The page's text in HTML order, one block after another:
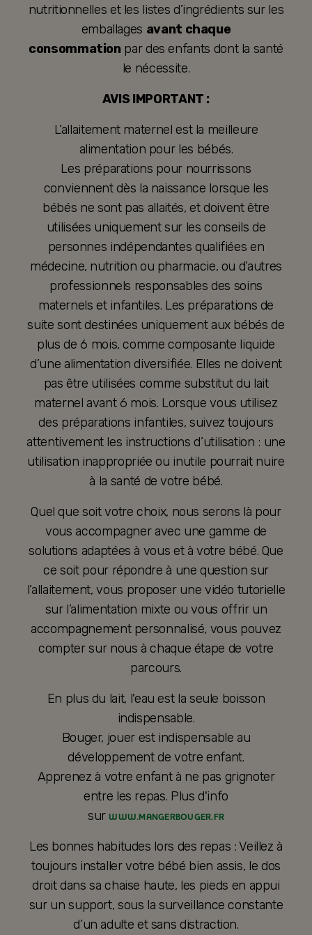
nutritionnelles et les listes d’ingrédients sur les
emballages avant chaque
consommation par des enfants dont la santé
le nécessite.
AVIS IMPORTANT :
L’allaitement maternel est la meilleure
alimentation pour les bébés.
Les préparations pour nourrissons
conviennent dès la naissance lorsque les
bébés ne sont pas allaités, et doivent être
utilisées uniquement sur les conseils de
personnes indépendantes qualifiées en
médecine, nutrition ou pharmacie, ou d’autres
professionnels responsables des soins
maternels et infantiles. Les préparations de
suite sont destinées uniquement aux bébés de
plus de 6 mois, comme composante liquide
d’une alimentation diversifiée. Elles ne doivent
pas être utilisées comme substitut du lait
maternel avant 6 mois. Lorsque vous utilisez
des préparations infantiles, suivez toujours
attentivement les instructions d’utilisation : une
utilisation inappropriée ou inutile pourrait nuire
à la santé de votre bébé.
Quel que soit votre choix, nous serons là pour
vous accompagner avec une gamme de
solutions adaptées à vous et à votre bébé. Que
ce soit pour répondre à une question sur
l’allaitement, vous proposer une vidéo tutorielle
sur l’alimentation mixte ou vous offrir un
accompagnement personnalisé, vous pouvez
compter sur nous à chaque étape de votre
parcours.
En plus du lait, l'eau est la seule boisson
indispensable.
Bouger, jouer est indispensable au
développement de votre enfant.
Apprenez à votre enfant à ne pas grignoter
entre les repas. Plus d'info
surWWW.MANGERBOUGER.FR
Les bonnes habitudes lors des repas : Veillez à
toujours installer votre bébé bien assis, le dos
droit dans sa chaise haute, les pieds en appui
sur un support, sous la surveillance constante
d’un adulte et sans distraction.